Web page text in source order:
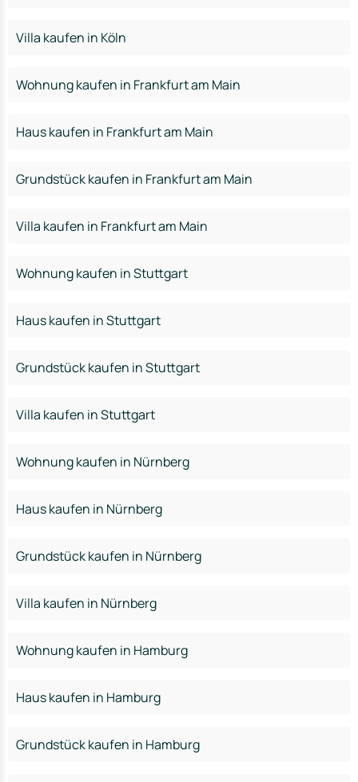
Villa kaufen in Köln
Wohnung kaufen in Frankfurt am Main
Haus kaufen in Frankfurt am Main
Grundstück kaufen in Frankfurt am Main
Villa kaufen in Frankfurt am Main
Wohnung kaufen in Stuttgart
Haus kaufen in Stuttgart
Grundstück kaufen in Stuttgart
Villa kaufen in Stuttgart
Wohnung kaufen in Nürnberg
Haus kaufen in Nürnberg
Grundstück kaufen in Nürnberg
Villa kaufen in Nürnberg
Wohnung kaufen in Hamburg
Haus kaufen in Hamburg
Grundstück kaufen in Hamburg